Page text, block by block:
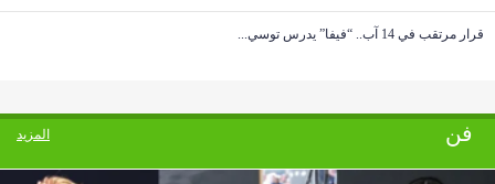
قرار مرتقب في 14 آب.. “فيفا” يدرس توسي...
فن المزيد